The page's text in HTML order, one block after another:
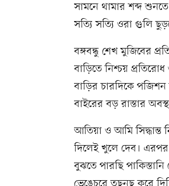
সামনে থামার শব্দ
সত্যি সত্যি ওরা গুলি
বঙ্গবন্ধু শেখ মুজিবের
বাড়িতে নিশ্চয়
বাড়ির চারদিকে
বাইরের বড় রাস্তার
আতিয়া ও আমি
দিলেই খুলে দেব।
বুঝতে পারছি